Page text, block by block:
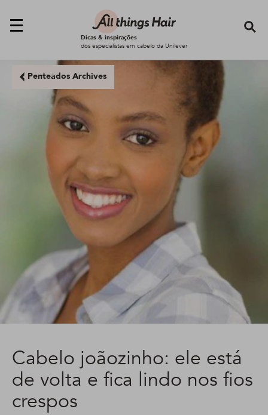
Dicas & inspirações
dos especialistas em cabelo da Unilever
Penteados Archives
Cabelo joãozinho: ele está
de volta e fica lindo nos fios
crespos